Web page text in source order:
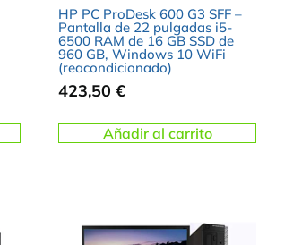
HP PC ProDesk 600 G3 SFF –
Pantalla de 22 pulgadas i5-
6500 RAM de 16 GB SSD de
960 GB, Windows 10 WiFi
(reacondicionado)
423,50€
Añadir al carrito